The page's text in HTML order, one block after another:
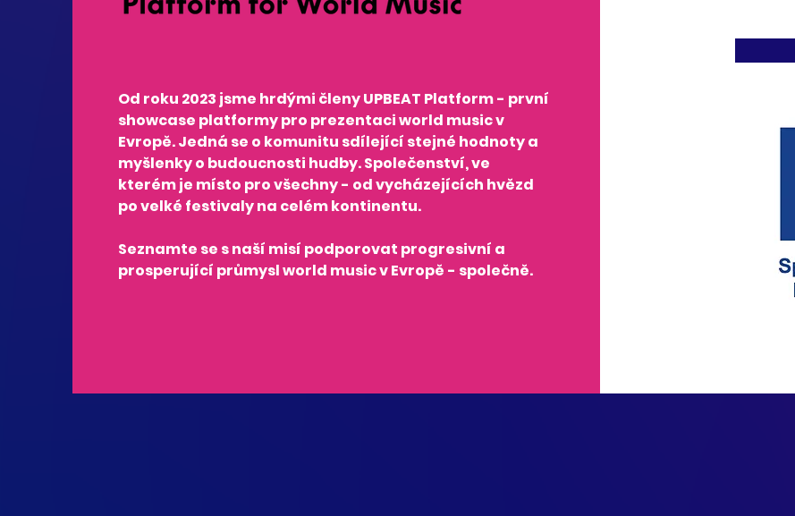
Od roku 2023 jsme hrdými členyUPBEAT Platform- první
showcase platformy pro prezentaci world music v
Evropě. Jedná se o komunitu sdílející stejné hodnoty a
myšlenky o budoucnosti hudby. Společenství, ve
kterém je místo pro všechny - od vycházejících hvězd
po velké festivaly na celém kontinentu.
Seznamte se s naší misí podporovat progresivní a
prosperující průmysl world music v Evropě - společně.